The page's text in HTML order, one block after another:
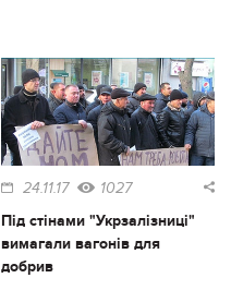
24.11.17 1027
Під стінами "Укрзалізниці"
вимагали вагонів для
добрив